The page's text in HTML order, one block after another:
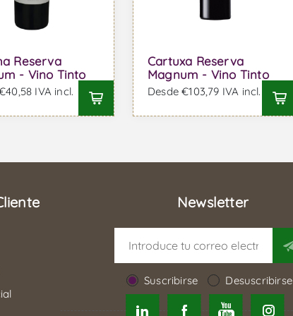
Reserva
- Vino Tinto
IVA incl.
Cartuxa Reserva
Magnum - Vino Tinto
Desde €103,79 IVA incl.
Newsletter
Suscribirse Desuscribirse